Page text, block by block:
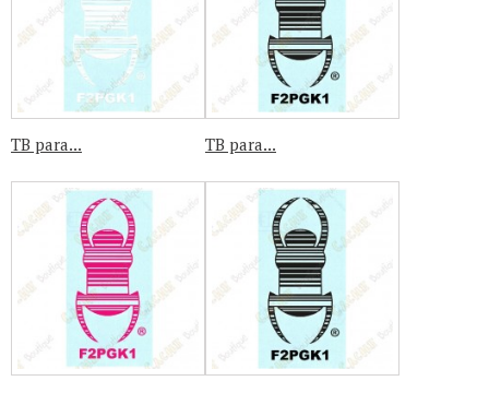
TB para... TB para...